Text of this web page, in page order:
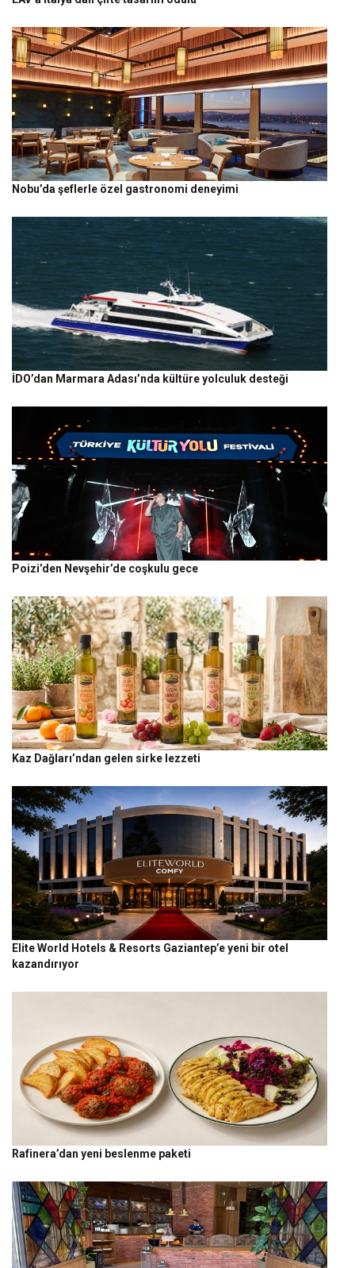
Nobu’da şeflerle özel gastronomi deneyimi
İDO’dan Marmara Adası’nda kültüre yolculuk desteği
Poizi’den Nevşehir’de coşkulu gece
Kaz Dağları’ndan gelen sirke lezzeti
Elite World Hotels & Resorts Gaziantep’e yeni bir otel
kazandırıyor
Rafinera’dan yeni beslenme paketi